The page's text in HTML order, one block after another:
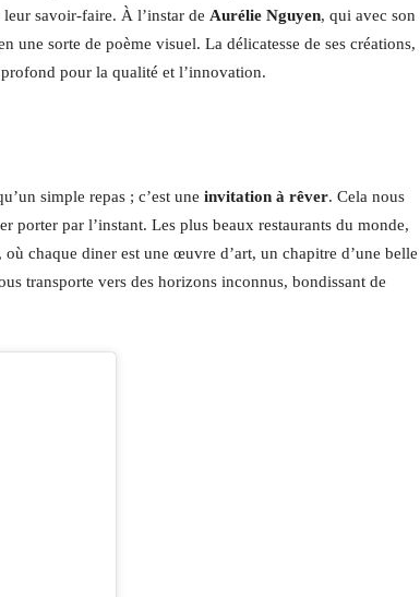
savoir-faire. À l’instar de Aurélie Nguyen, qui avec son
une sorte de poème visuel. La délicatesse de ses créations,
pour la qualité et l’innovation.
simple repas ; c’est une invitation à rêver. Cela nous
porter par l’instant. Les plus beaux restaurants du monde,
chaque diner est une œuvre d’art, un chapitre d’une belle
transporte vers des horizons inconnus, bondissant de